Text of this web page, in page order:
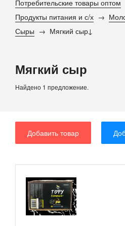
Потребительские товары оптом
Продукты питания и с/х
Сыры
Мягкий сыр
Мягкий сыр
Найдено 1 предложение.
Добавить товар